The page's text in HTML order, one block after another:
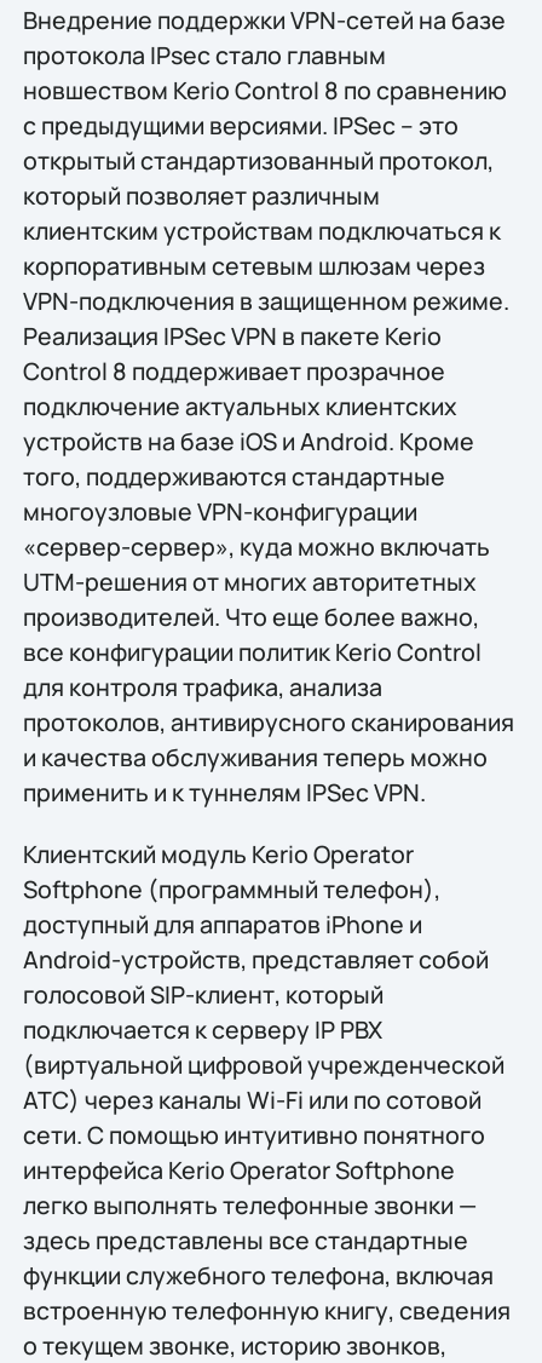
Внедрение поддержки VPN-сетей на базе
протокола IPsec стало главным
новшеством Kerio Control 8 по сравнению
с предыдущими версиями. IPSec – это
открытый стандартизованный протокол,
который позволяет различным
клиентским устройствам подключаться к
корпоративным сетевым шлюзам через
VPN-подключения в защищенном режиме.
Реализация IPSec VPN в пакете Kerio
Control 8 поддерживает прозрачное
подключение актуальных клиентских
устройств на базе iOS и Android. Кроме
того, поддерживаются стандартные
многоузловые VPN-конфигурации
«сервер-сервер», куда можно включать
UTM-решения от многих авторитетных
производителей. Что еще более важно,
все конфигурации политик Kerio Control
для контроля трафика, анализа
протоколов, антивирусного сканирования
и качества обслуживания теперь можно
применить и к туннелям IPSec VPN.
Клиентский модуль Kerio Operator
Softphone (программный телефон),
доступный для аппаратов iPhone и
Android-устройств, представляет собой
голосовой SIP-клиент, который
подключается к серверу IP PBX
(виртуальной цифровой учрежденческой
АТС) через каналы Wi-Fi или по сотовой
сети. С помощью интуитивно понятного
интерфейса Kerio Operator Softphone
легко выполнять телефонные звонки —
здесь представлены все стандартные
функции служебного телефона, включая
встроенную телефонную книгу, сведения
о текущем звонке, историю звонков,